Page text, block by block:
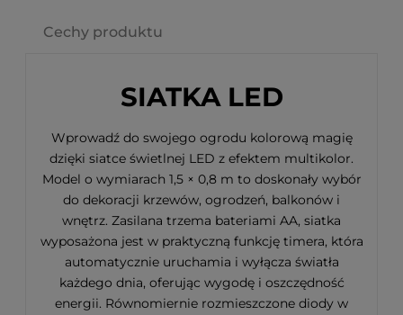
Cechy produktu
SIATKA LED
Wprowadź do swojego ogrodu kolorową magię
dzięki siatce świetlnej LED z efektem multikolor.
Model o wymiarach 1,5 × 0,8 m to doskonały wybór
do dekoracji krzewów, ogrodzeń, balkonów i
wnętrz. Zasilana trzema bateriami AA, siatka
wyposażona jest w praktyczną funkcję timera, która
automatycznie uruchamia i wyłącza światła
każdego dnia, oferując wygodę i oszczędność
energii. Równomiernie rozmieszczone diody w